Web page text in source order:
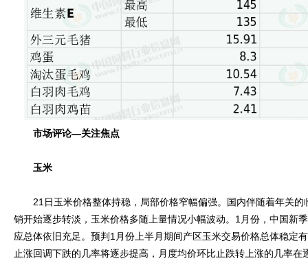
市场评论—关注焦点
玉米
21日玉米价格整体持稳，局部价格窄幅偏强。国内伴随着年关的
销开始逐步转淡，玉米价格多随上量情况小幅波动。1月份，中国新
应总体依旧充足。预判1月份上半月期间产区玉米交易价格总体稳定
止涨回调下跌的几率将逐步提高，月度均价环比止跌转上涨的几率